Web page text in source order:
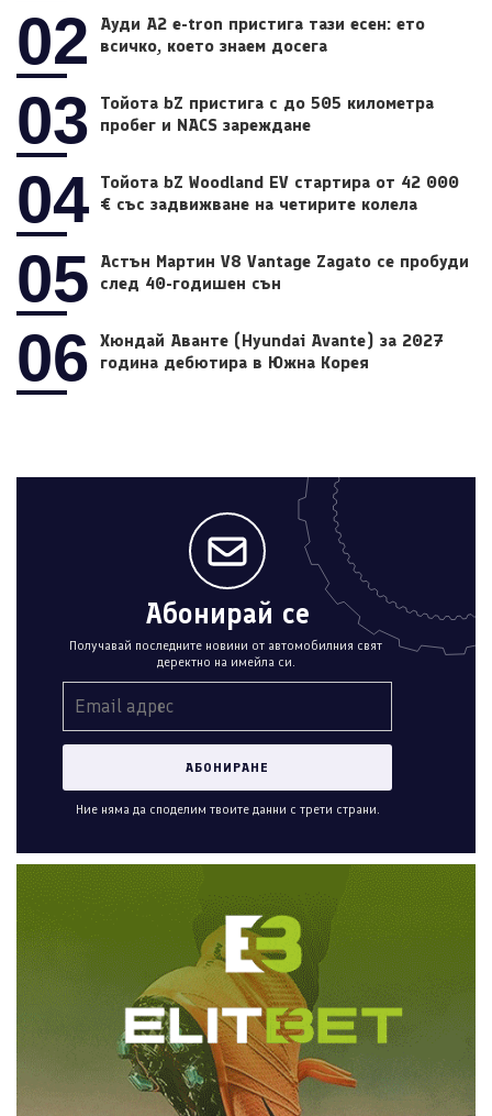
02
Ауди A2 e-tron пристига тази есен: ето
всичко, което знаем досега
03
Тойота bZ пристига с до 505 километра
пробег и NACS зареждане
04 Тойота bZ Woodland EV стартира от 42 000
€ със задвижване на четирите колела
05
Астън Мартин V8 Vantage Zagato се пробуди
след 40-годишен сън
06
Хюндай Аванте (Hyundai Avante) за 2027
година дебютира в Южна Корея
Абонирай се
Получавай последните новини от автомобилния свят
деректно на имейла си.
Ние няма да споделим твоите данни с трети страни.